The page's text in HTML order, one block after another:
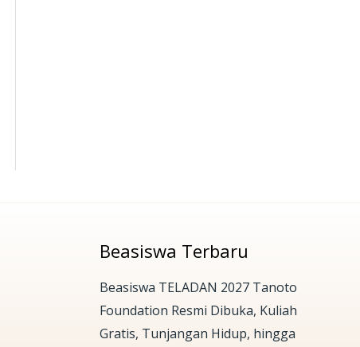
Beasiswa Terbaru
Beasiswa TELADAN 2027 Tanoto
Foundation Resmi Dibuka, Kuliah
Gratis, Tunjangan Hidup, hingga